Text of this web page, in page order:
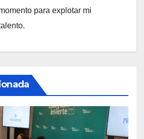
para explotar mi